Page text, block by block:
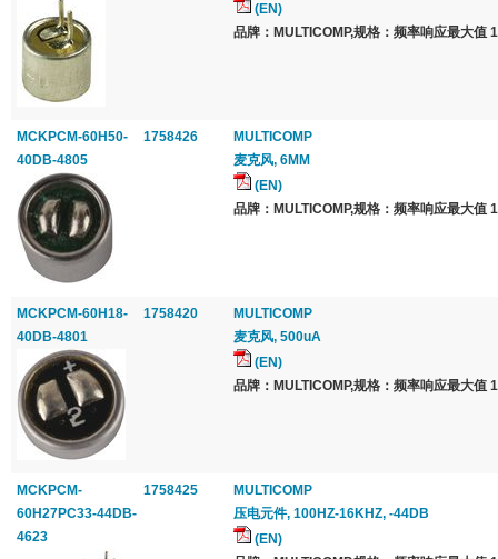
(EN)
品牌：MULTICOMP,规格：频率响应最大值
MCKPCM-60H50-
40DB-4805
1758426
MULTICOMP
麦克风, 6MM
(EN)
品牌：MULTICOMP,规格：频率响应最大值
MCKPCM-60H18-
40DB-4801
1758420
MULTICOMP
麦克风, 500uA
(EN)
品牌：MULTICOMP,规格：频率响应最大值
MCKPCM-
60H27PC33-44DB-
4623
1758425
MULTICOMP
压电元件, 100HZ-16KHZ, -44DB
(EN)